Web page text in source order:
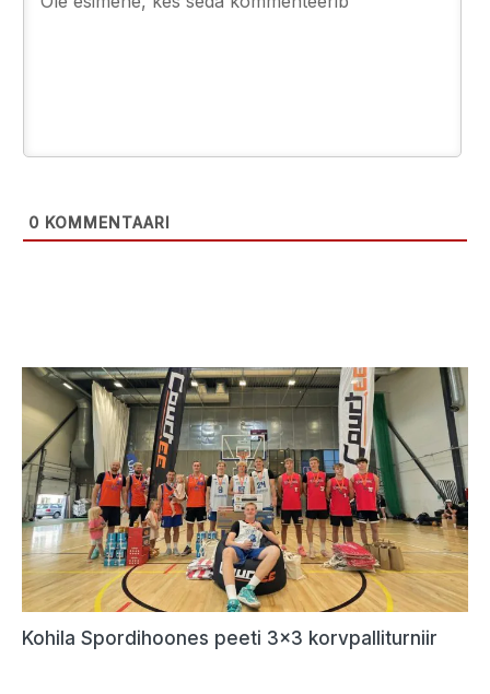
0 KOMMENTAARI
Kohila Spordihoones peeti 3×3 korvpalliturniir